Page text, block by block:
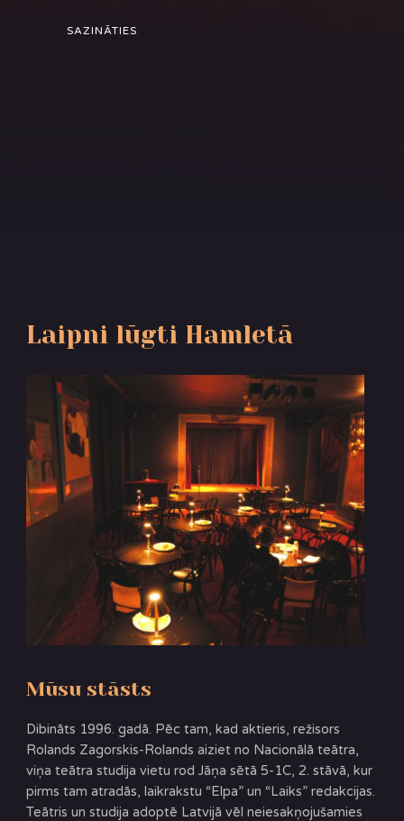
SAZINĀTIES
Laipni lūgti Hamletā
Mūsu stāsts
Dibināts 1996. gadā. Pēc tam, kad aktieris, režisors
Rolands Zagorskis-Rolands aiziet no Nacionālā teātra,
viņa teātra studija vietu rod Jāņa sētā 5-1C, 2. stāvā, kur
pirms tam atradās, laikrakstu “Elpa” un “Laiks” redakcijas.
Teātris un studija adoptē Latvijā vēl neiesakņojušamies